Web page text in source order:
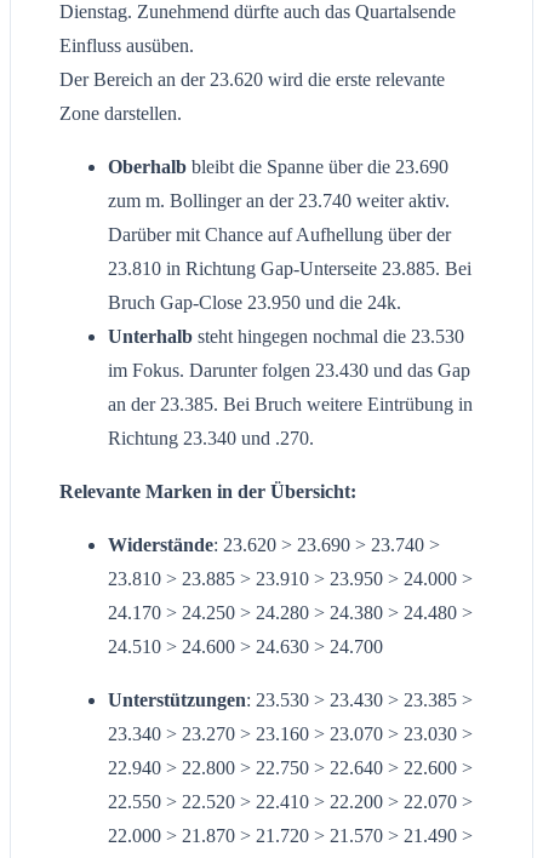
Dienstag. Zunehmend dürfte auch das Quartalsende
Einfluss ausüben.
Der Bereich an der 23.620 wird die erste relevante
Zone darstellen.
Oberhalb bleibt die Spanne über die 23.690
zum m. Bollinger an der 23.740 weiter aktiv.
Darüber mit Chance auf Aufhellung über der
23.810 in Richtung Gap-Unterseite 23.885. Bei
Bruch Gap-Close 23.950 und die 24k.
Unterhalb steht hingegen nochmal die 23.530
im Fokus. Darunter folgen 23.430 und das Gap
an der 23.385. Bei Bruch weitere Eintrübung in
Richtung 23.340 und .270.
Relevante Marken in der Übersicht:
Widerstände: 23.620 > 23.690 > 23.740 >
23.810 > 23.885 > 23.910 > 23.950 > 24.000 >
24.170 > 24.250 > 24.280 > 24.380 > 24.480 >
24.510 > 24.600 > 24.630 > 24.700
Unterstützungen: 23.530 > 23.430 > 23.385 >
23.340 > 23.270 > 23.160 > 23.070 > 23.030 >
22.940 > 22.800 > 22.750 > 22.640 > 22.600 >
22.550 > 22.520 > 22.410 > 22.200 > 22.070 >
22.000 > 21.870 > 21.720 > 21.570 > 21.490 >